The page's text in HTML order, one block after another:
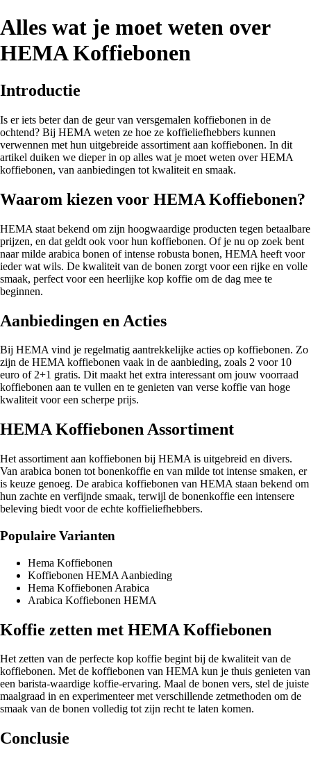
Alles wat je moet weten over
HEMA Koffiebonen
Introductie
Is er iets beter dan de geur van versgemalen koffiebonen in de
ochtend? Bij HEMA weten ze hoe ze koffieliefhebbers kunnen
verwennen met hun uitgebreide assortiment aan koffiebonen. In dit
artikel duiken we dieper in op alles wat je moet weten over HEMA
koffiebonen, van aanbiedingen tot kwaliteit en smaak.
Waarom kiezen voor HEMA Koffiebonen?
HEMA staat bekend om zijn hoogwaardige producten tegen betaalbare
prijzen, en dat geldt ook voor hun koffiebonen. Of je nu op zoek bent
naar milde arabica bonen of intense robusta bonen, HEMA heeft voor
ieder wat wils. De kwaliteit van de bonen zorgt voor een rijke en volle
smaak, perfect voor een heerlijke kop koffie om de dag mee te
beginnen.
Aanbiedingen en Acties
Bij HEMA vind je regelmatig aantrekkelijke acties op koffiebonen. Zo
zijn de HEMA koffiebonen vaak in de aanbieding, zoals 2 voor 10
euro of 2+1 gratis. Dit maakt het extra interessant om jouw voorraad
koffiebonen aan te vullen en te genieten van verse koffie van hoge
kwaliteit voor een scherpe prijs.
HEMA Koffiebonen Assortiment
Het assortiment aan koffiebonen bij HEMA is uitgebreid en divers.
Van arabica bonen tot bonenkoffie en van milde tot intense smaken, er
is keuze genoeg. De arabica koffiebonen van HEMA staan bekend om
hun zachte en verfijnde smaak, terwijl de bonenkoffie een intensere
beleving biedt voor de echte koffieliefhebbers.
Populaire Varianten
Hema Koffiebonen
Koffiebonen HEMA Aanbieding
Hema Koffiebonen Arabica
Arabica Koffiebonen HEMA
Koffie zetten met HEMA Koffiebonen
Het zetten van de perfecte kop koffie begint bij de kwaliteit van de
koffiebonen. Met de koffiebonen van HEMA kun je thuis genieten van
een barista-waardige koffie-ervaring. Maal de bonen vers, stel de juiste
maalgraad in en experimenteer met verschillende zetmethoden om de
smaak van de bonen volledig tot zijn recht te laten komen.
Conclusie